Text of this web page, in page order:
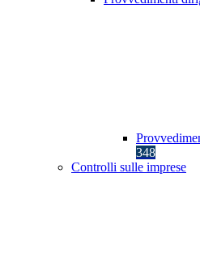
348
Controlli sulle imprese